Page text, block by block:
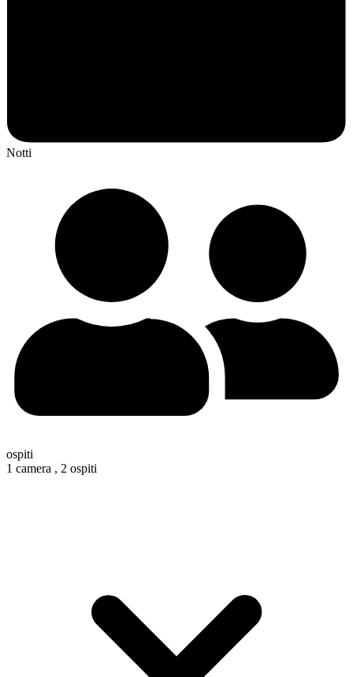
Notti
ospiti
1 camera , 2 ospiti